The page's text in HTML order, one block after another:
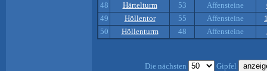
48
Härtelturm 53 Affensteine
49
Höllentor 55 Affensteine
50
Höllenturm 48 Affensteine
Die nächsten Gipfel